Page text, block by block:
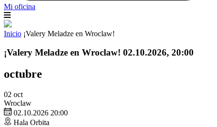
Mi oficina
Inicio ¡Valery Meladze en Wroclaw!
¡Valery Meladze en Wroclaw! 02.10.2026, 20:00
octubre
02 oct
Wroclaw
02.10.2026 20:00
Hala Orbita